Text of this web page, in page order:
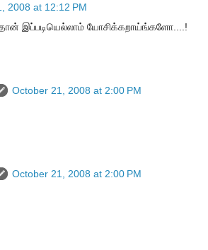
2008 at 12:12 PM
இப்படியெல்லாம் யோசிக்கறாய்ங்களோ....!
October 21, 2008 at 2:00 PM
October 21, 2008 at 2:00 PM